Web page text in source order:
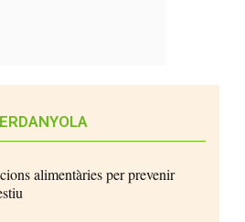
alimentàries per prevenir